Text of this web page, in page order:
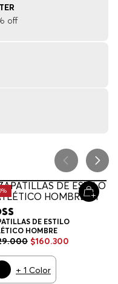
off
DE ESTILO
HOMBRE
.000 $160.300
+ 1 Color